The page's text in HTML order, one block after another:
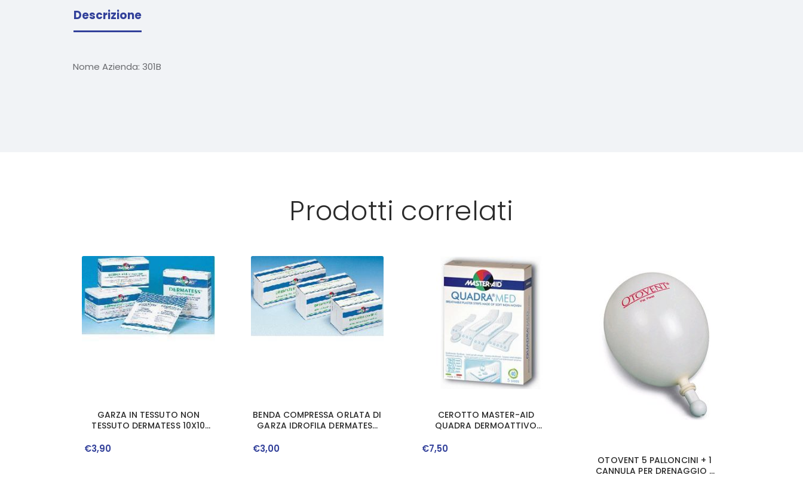
Descrizione
Nome Azienda: 301B
Prodotti correlati
GARZA IN TESSUTO NON
TESSUTO DERMATESS 10X10
€3,90
BENDA COMPRESSA ORLATA DI
GARZA IDROFILA DERMATESS
€3,00
CEROTTO MASTER-AID
QUADRA DERMOATTIVO
€7,50
OTOVENT 5 PALLONCINI + 1
CANNULA PER DRENAGGIO E